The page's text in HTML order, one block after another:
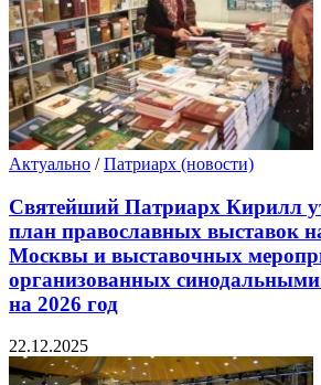
Актуально /Патриарх (новости)
Святейший Патриарх Кирилл
план православных выставок
Москвы и выставочных
организованных
на 2026 год
22.12.2025